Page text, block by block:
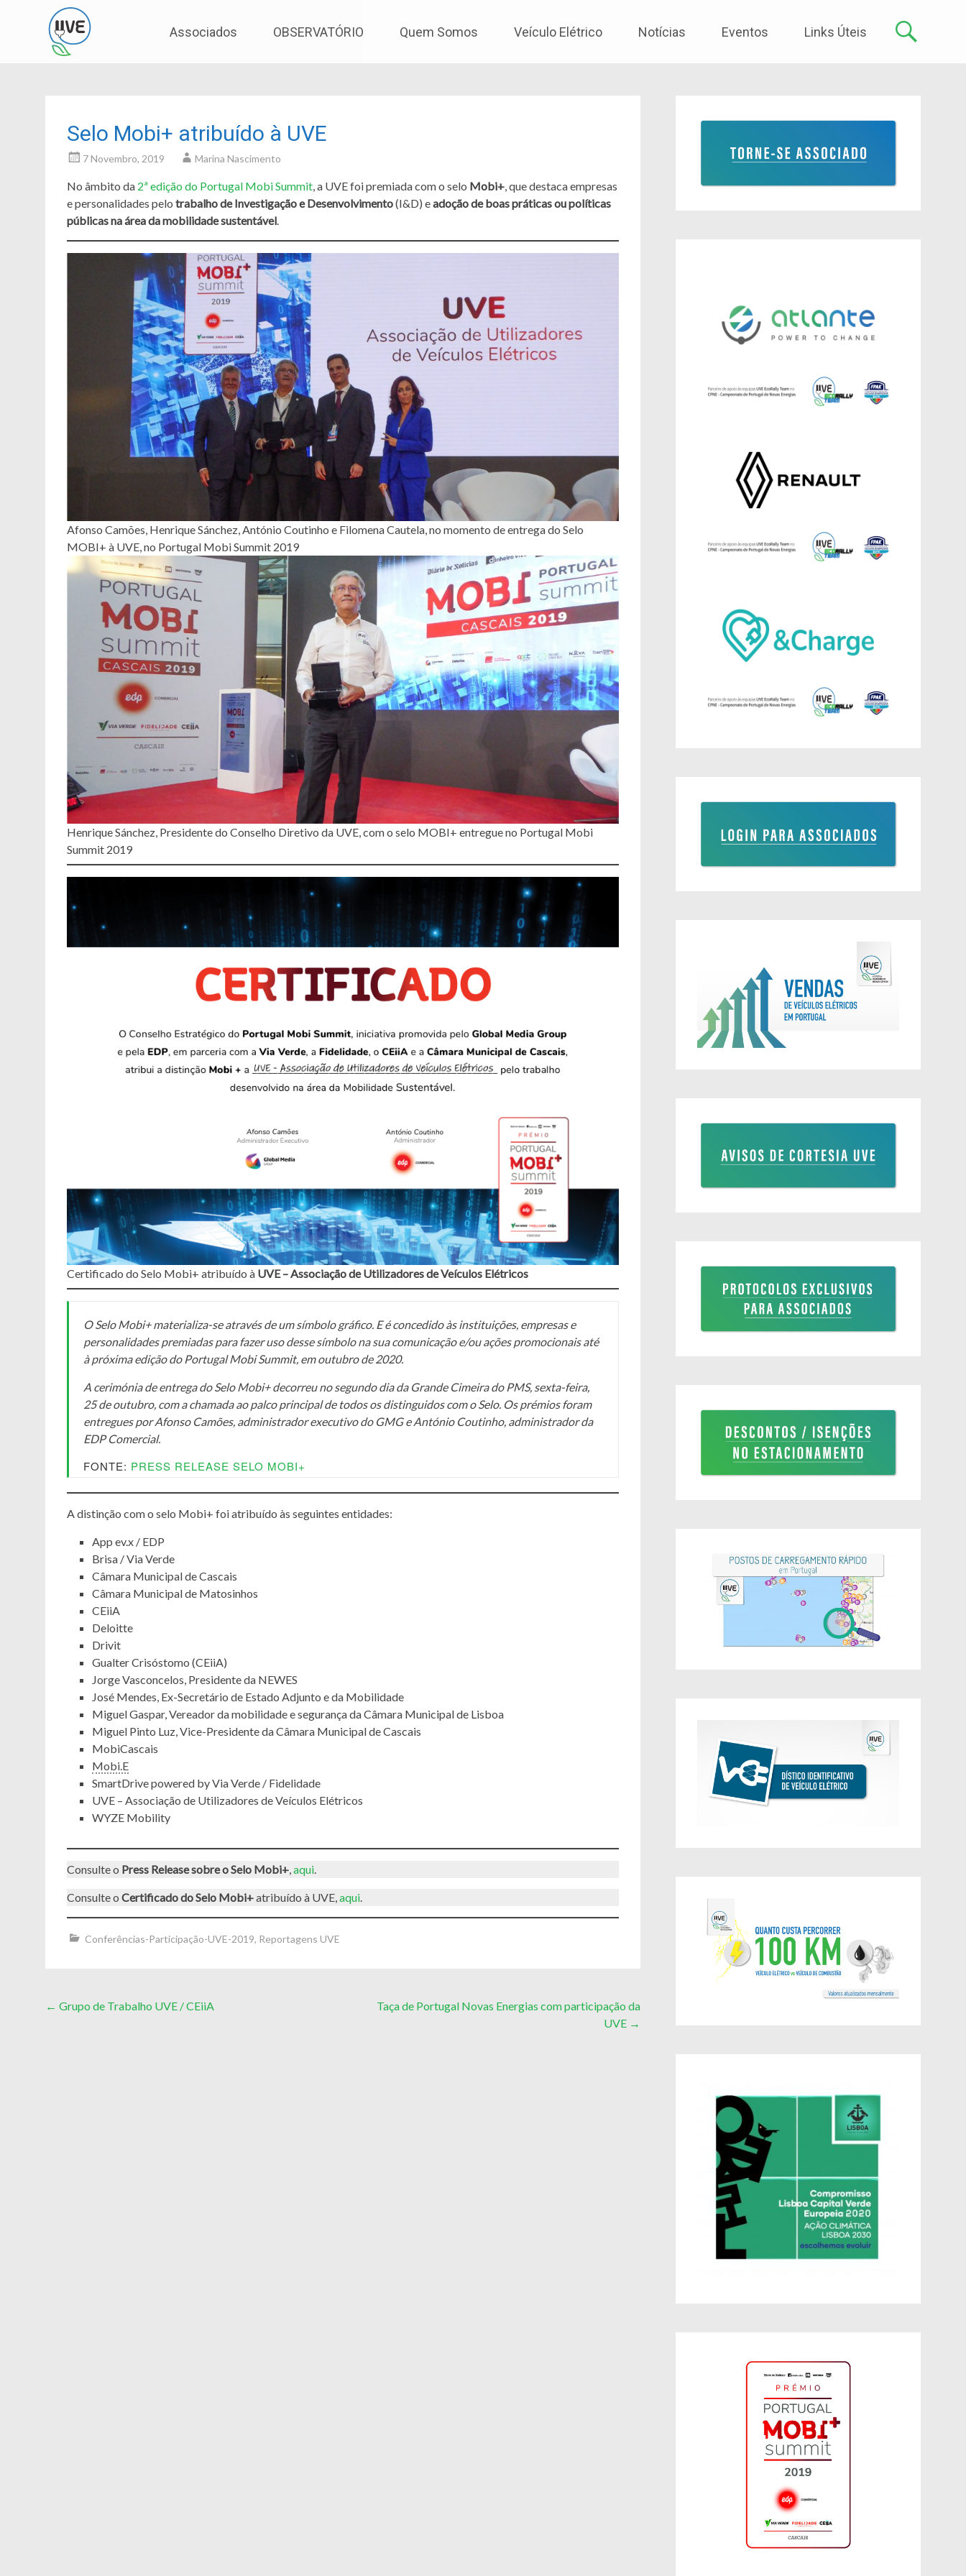
to
Associados OBSERVATÓRIO Quem Somos Veículo Elétrico Notícias Eventos Links Úteis
Selo Mobi+ atribuído à UVE
7 Novembro, 2019 Marina Nascimento
No âmbito da 2ª edição do Portugal Mobi Summit, a UVE foi premiada com o selo Mobi+, que destaca empresas
e personalidades pelo trabalho de Investigação e Desenvolvimento(I&D) eadoção de boas práticas ou políticas
públicas na área da mobilidade sustentável.
Afonso Camões, Henrique Sánchez, António Coutinho e Filomena Cautela, no momento de entrega do Selo
MOBI+ à UVE, no Portugal Mobi Summit 2019
Henrique Sánchez, Presidente do Conselho Diretivo da UVE, com o selo MOBI+ entregue no Portugal Mobi
Summit 2019
Certificado do Selo Mobi+ atribuído à UVE – Associação de Utilizadores de Veículos Elétricos
O Selo Mobi+ materializa-se através de um símbolo gráfico. E é concedido às instituições, empresas e
personalidades premiadas para fazer uso desse símbolo na sua comunicação e/ou ações promocionais até
à próxima edição do Portugal Mobi Summit, em outubro de 2020.
A cerimónia de entrega do Selo Mobi+ decorreu no segundo dia da Grande Cimeira do PMS, sexta-feira,
25 de outubro, com a chamada ao palco principal de todos os distinguidos com o Selo. Os prémios foram
entregues por Afonso Camões, administrador executivo do GMG e António Coutinho, administrador da
EDP Comercial.
FONTE: PRESS RELEASE SELO MOBI+
A distinção com o selo Mobi+ foi atribuído às seguintes entidades:
App ev.x / EDP
Brisa / Via Verde
Câmara Municipal de Cascais
Câmara Municipal de Matosinhos
CEiiA
Deloitte
Drivit
Gualter Crisóstomo (CEiiA)
Jorge Vasconcelos, Presidente da NEWES
José Mendes, Ex-Secretário de Estado Adjunto e da Mobilidade
Miguel Gaspar, Vereador da mobilidade e segurança da Câmara Municipal de Lisboa
Miguel Pinto Luz, Vice-Presidente da Câmara Municipal de Cascais
MobiCascais
Mobi.E
SmartDrive powered by Via Verde / Fidelidade
UVE – Associação de Utilizadores de Veículos Elétricos
WYZE Mobility
Consulte o Press Release sobre o Selo Mobi+ aqui
Consulte o Certificado do Selo Mobi+atribuído à UVE, aqui
Conferências-Participação-UVE-2019, Reportagens UVE
Post
← Grupo de Trabalho UVE / CEiiA
Taça de Portugal Novas Energias com participação da
UVE →